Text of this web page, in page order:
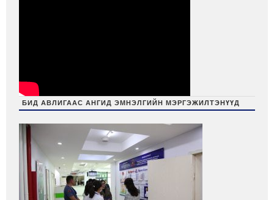
БИД АВЛИГААС АНГИД ЭМНЭЛГИЙН МЭРГЭЖИЛТЭНҮҮД